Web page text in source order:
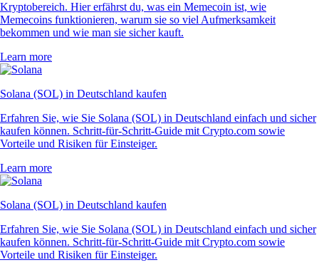
Kryptobereich. Hier erfährst du, was ein Memecoin ist, wie
Memecoins funktionieren, warum sie so viel Aufmerksamkeit
bekommen und wie man sie sicher kauft.
Learn more
Solana (SOL) in Deutschland kaufen
Erfahren Sie, wie Sie Solana (SOL) in Deutschland einfach und sicher
kaufen können. Schritt-für-Schritt-Guide mit Crypto.com sowie
Vorteile und Risiken für Einsteiger.
Learn more
Solana (SOL) in Deutschland kaufen
Erfahren Sie, wie Sie Solana (SOL) in Deutschland einfach und sicher
kaufen können. Schritt-für-Schritt-Guide mit Crypto.com sowie
Vorteile und Risiken für Einsteiger.